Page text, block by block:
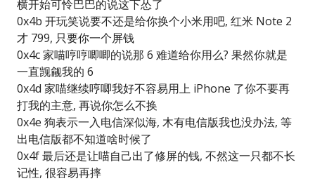
横开始可怜巴巴的说这下怂了
0x4b 开玩笑说要不还是给你换个小米用吧, 红米 Note 2
才 799, 只要你一个屏钱
0x4c 家喵哼哼唧唧的说那 6 难道给你用么? 果然你就是
一直觊觎我的 6
0x4d 家喵继续哼唧我好不容易用上 iPhone 了你不要再
打我的主意, 再说你怎么不换
0x4e 狗表示一入电信深似海, 木有电信版我也没办法, 等
出电信版都不知道啥时候了
0x4f 最后还是让喵自己出了修屏的钱, 不然这一只都不长
记性, 很容易再摔